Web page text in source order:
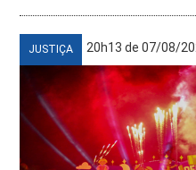
JUSTIÇA 20h13 de 07/08/